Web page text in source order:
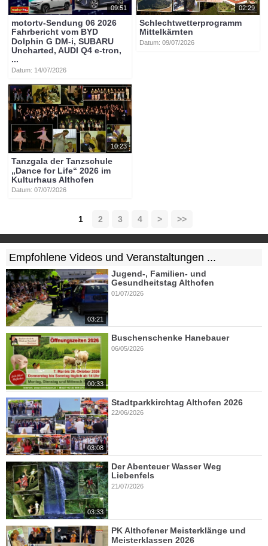
09:51
motortv-Sendung 06 2026
Fahrbericht vom BYD
Dolphin G DM-i, SUBARU
Uncharted, AUDI Q4 e-tron,
...
Datum: 14/07/2026
02:29
Schlechtwetterprogramm
Mittelkärnten
Datum: 09/07/2026
10:23
Tanzgala der Tanzschule
„Dance for Life“ 2026 im
Kulturhaus Althofen
Datum: 07/07/2026
1 2 3 4 > >>
Empfohlene Videos und Veranstaltungen ...
03:21
Jugend-, Familien- und
Gesundheitstag Althofen
01/07/2026
00:33
Buschenschenke Hanebauer
06/05/2026
03:08
Stadtparkkirchtag Althofen 2026
22/06/2026
03:33
Der Abenteuer Wasser Weg
Liebenfels
21/07/2026
PK Althofener Meisterklänge und
Meisterklassen 2026